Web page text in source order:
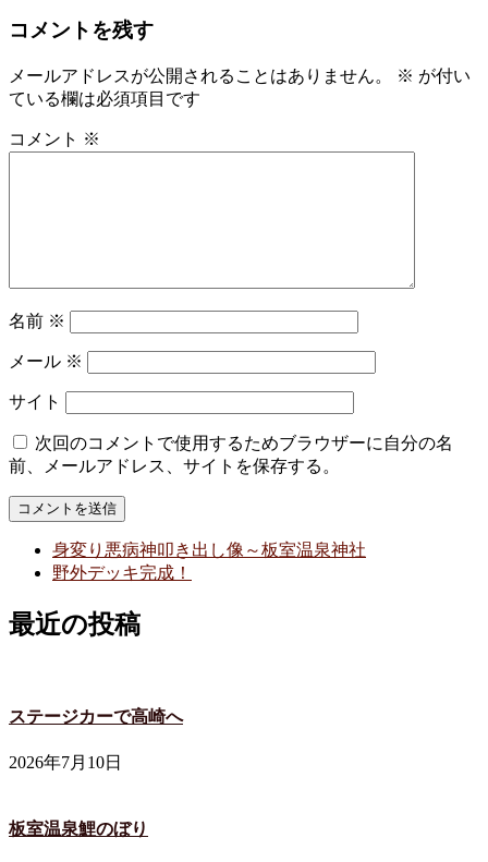
コメントを残す
メールアドレスが公開されることはありません。 ※ が付い
ている欄は必須項目です
コメント ※
名前 ※
メール ※
サイト
次回のコメントで使用するためブラウザーに自分の名
前、メールアドレス、サイトを保存する。
身変り悪病神叩き出し像～板室温泉神社
野外デッキ完成！
最近の投稿
ステージカーで高崎へ
2026年7月10日
板室温泉鯉のぼり